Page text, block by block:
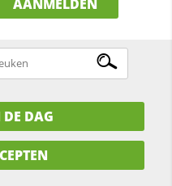
AANMELDEN
DE DAG